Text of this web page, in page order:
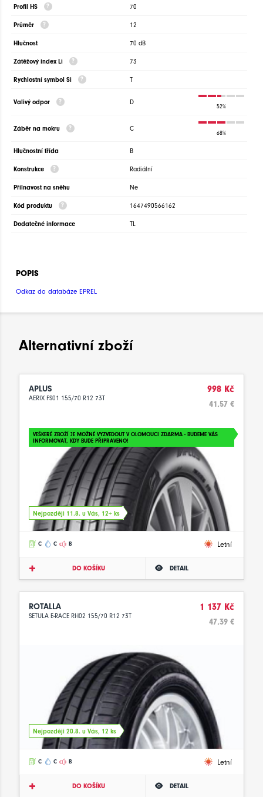
Profil HS 70
Průměr 12
Hlučnost 70 dB
Zátěžový index Li 73
Rychlostní symbol Si T
Valivý odpor D
52%
Záběr na mokru C
68%
Hlučnostní třída B
Konstrukce Radiální
Přilnavost na sněhu Ne
Kód produktu 1647490566162
Dodatečné informace TL
POPIS
Odkaz do databáze EPREL
Alternativní zboží
APLUS
AERIX FS01 155/70 R12 73T
998 Kč
41.57 €
VEŠKERÉ ZBOŽÍ JE MOŽNÉ VYZVEDOUT V OLOMOUCI ZDARMA - BUDEME VÁS
INFORMOVAT, KDY BUDE PŘIPRAVENO!
Nejpozději 11.8. u Vás, 12+ ks
C C B Letní
DO KOŠÍKU DETAIL
ROTALLA
SETULA E-RACE RH02 155/70 R12 73T
1 137 Kč
47.39 €
Nejpozději 20.8. u Vás, 12 ks
C C B Letní
DO KOŠÍKU DETAIL